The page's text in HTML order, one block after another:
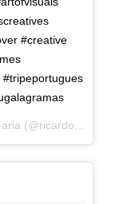
#creative
Uma publicação partilhada por Ricardo Faria (@ricardosalesfaria) a